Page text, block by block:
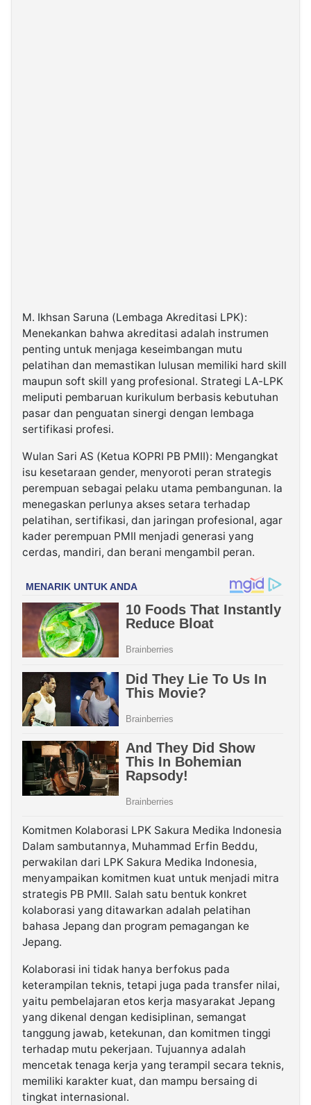
M. Ikhsan Saruna (Lembaga Akreditasi LPK):
Menekankan bahwa akreditasi adalah instrumen
penting untuk menjaga keseimbangan mutu
pelatihan dan memastikan lulusan memiliki hard skill
maupun soft skill yang profesional. Strategi LA-LPK
meliputi pembaruan kurikulum berbasis kebutuhan
pasar dan penguatan sinergi dengan lembaga
sertifikasi profesi.
Wulan Sari AS (Ketua KOPRI PB PMII): Mengangkat
isu kesetaraan gender, menyoroti peran strategis
perempuan sebagai pelaku utama pembangunan. Ia
menegaskan perlunya akses setara terhadap
pelatihan, sertifikasi, dan jaringan profesional, agar
kader perempuan PMII menjadi generasi yang
cerdas, mandiri, dan berani mengambil peran.
Komitmen Kolaborasi LPK Sakura Medika Indonesia
Dalam sambutannya, Muhammad Erfin Beddu,
perwakilan dari LPK Sakura Medika Indonesia,
menyampaikan komitmen kuat untuk menjadi mitra
strategis PB PMII. Salah satu bentuk konkret
kolaborasi yang ditawarkan adalah pelatihan
bahasa Jepang dan program pemagangan ke
Jepang.
Kolaborasi ini tidak hanya berfokus pada
keterampilan teknis, tetapi juga pada transfer nilai,
yaitu pembelajaran etos kerja masyarakat Jepang
yang dikenal dengan kedisiplinan, semangat
tanggung jawab, ketekunan, dan komitmen tinggi
terhadap mutu pekerjaan. Tujuannya adalah
mencetak tenaga kerja yang terampil secara teknis,
memiliki karakter kuat, dan mampu bersaing di
tingkat internasional.